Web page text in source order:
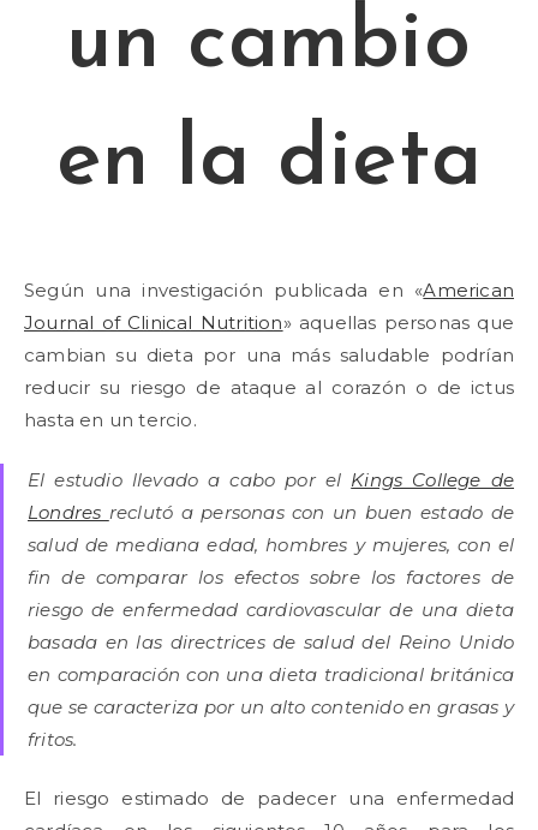
un cambio
en la dieta
Según una investigación publicada en «American
Journal of Clinical Nutrition» aquellas personas que
cambian su dieta por una más saludable podrían
reducir su riesgo de ataque al corazón o de ictus
hasta en un tercio.
El estudio llevado a cabo por el Kings College de
Londres reclutó a personas con un buen estado de
salud de mediana edad, hombres y mujeres, con el
fin de comparar los efectos sobre los factores de
riesgo de enfermedad cardiovascular de una dieta
basada en las directrices de salud del Reino Unido
en comparación con una dieta tradicional británica
que se caracteriza por un alto contenido en grasas y
fritos.
El riesgo estimado de padecer una enfermedad